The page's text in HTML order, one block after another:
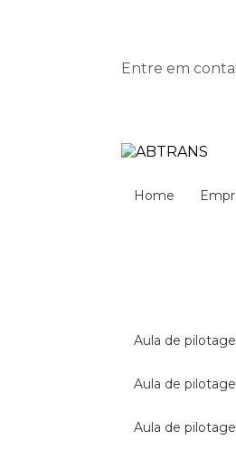
Entre em
Home
aula de
aula de
aula de